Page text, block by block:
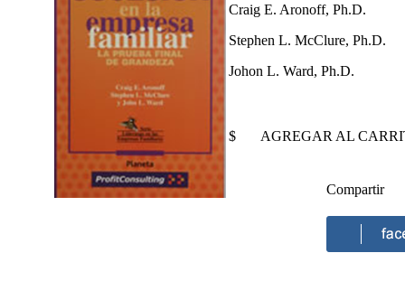
Craig E. Aronoff, Ph.D.
Stephen L. McClure, Ph.D.
Johon L. Ward, Ph.D.
$ AGREGAR AL
Compartir